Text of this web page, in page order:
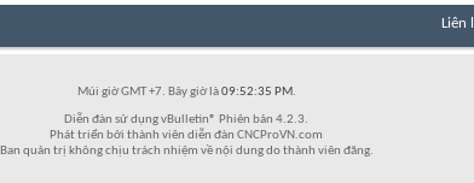
Liên
Múi giờ GMT +7. Bây giờ là09:52:35 PM.
Diễn đàn sử dụng vBulletin® Phiên bản 4.2.3.
Phát triển bởi thành viên diễn đàn CNCProVN.com
Ban quản trị không chịu trách nhiệm về nội dung do thành viên đăng.